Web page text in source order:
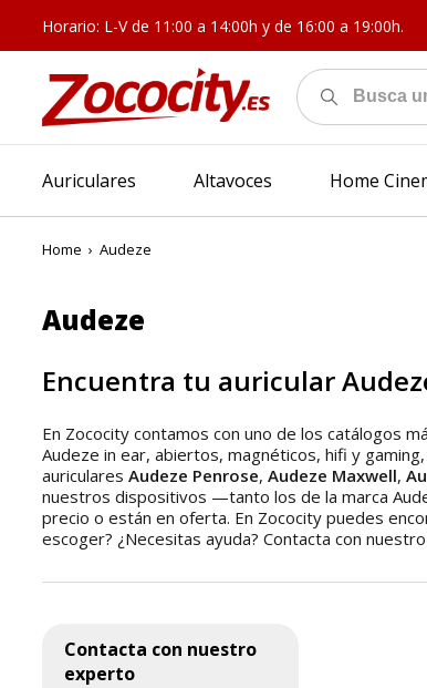
Horario: L-V de 11:00 a 14:00h y de 16:00 a 19:00h.
Auriculares Altavoces Home
Home › Audeze
Audeze
Encuentra tu auricular
En Zococity contamos con uno de los catálogos
Audeze in ear, abiertos, magnéticos, hifi y
auriculares Audeze Penrose, Audeze Maxwell,
nuestros dispositivos —tanto los de la marca
precio o están en oferta. En Zococity puedes
escoger? ¿Necesitas ayuda? Contacta con
Contacta con nuestro
experto